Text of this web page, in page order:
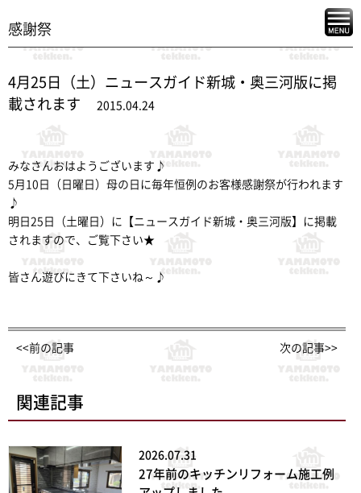
感謝祭
4月25日（土）ニュースガイド新城・奥三河版に掲
載されます
2015.04.24
みなさんおはようございます♪
5月10日（日曜日）母の日に毎年恒例のお客様感謝祭が行われます
♪
明日25日（土曜日）に【ニュースガイド新城・奥三河版】に掲載
されますので、ご覧下さい★
皆さん遊びにきて下さいね～♪
<<前の記事 次の記事>>
関連記事
2026.07.31
27年前のキッチンリフォーム施工例